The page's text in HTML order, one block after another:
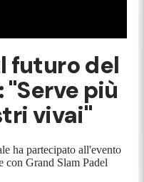
futuro del
più
vivai"
ha partecipato all'evento
con Grand Slam Padel